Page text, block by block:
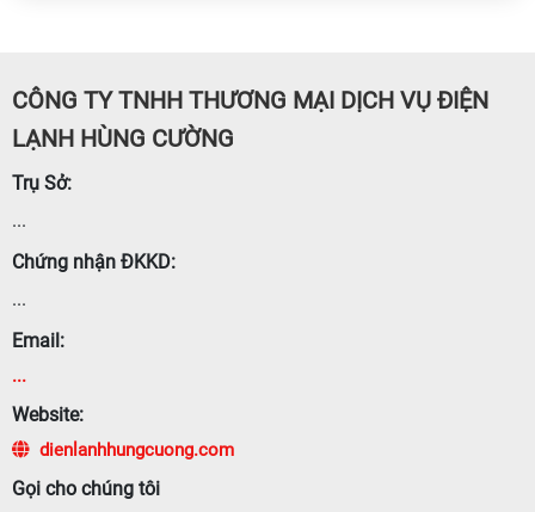
CÔNG TY TNHH THƯƠNG MẠI DỊCH VỤ ĐIỆN
LẠNH HÙNG CƯỜNG
Trụ Sở:
...
Chứng nhận ĐKKD:
...
Email:
...
Website:
dienlanhhungcuong.com
Gọi cho chúng tôi